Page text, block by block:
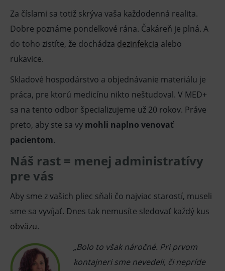
Za číslami sa totiž skrýva vaša každodenná realita.
Dobre poznáme pondelkové rána. Čakáreň je plná. A
do toho zistíte, že dochádza dezinfekcia alebo
rukavice.
Skladové hospodárstvo a objednávanie materiálu je
práca, pre ktorú medicínu nikto neštudoval. V MED+
sa na tento odbor špecializujeme už 20 rokov. Práve
preto, aby ste sa vy mohli naplno venovať
pacientom.
Náš rast = menej administratívy
pre vás
Aby sme z vašich pliec sňali čo najviac starostí, museli
sme sa vyvíjať. Dnes tak nemusíte sledovať každý kus
obväzu.
„Bolo to však náročné. Pri prvom
kontajneri sme nevedeli, či nepríde